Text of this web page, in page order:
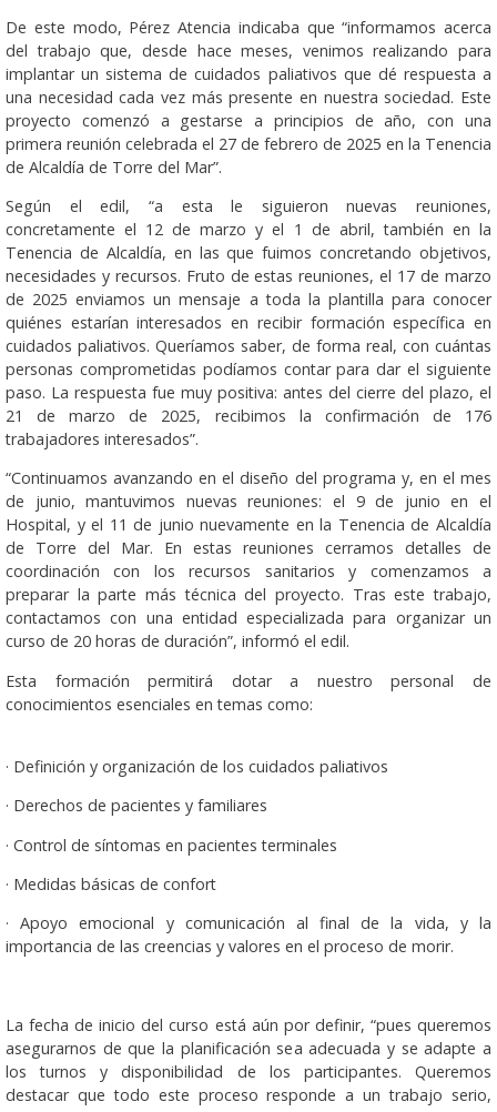
De este modo, Pérez Atencia indicaba que “informamos acerca
del trabajo que, desde hace meses, venimos realizando para
implantar un sistema de cuidados paliativos que dé respuesta a
una necesidad cada vez más presente en nuestra sociedad. Este
proyecto comenzó a gestarse a principios de año, con una
primera reunión celebrada el 27 de febrero de 2025 en la Tenencia
de Alcaldía de Torre del Mar”.
Según el edil, “a esta le siguieron nuevas reuniones,
concretamente el 12 de marzo y el 1 de abril, también en la
Tenencia de Alcaldía, en las que fuimos concretando objetivos,
necesidades y recursos. Fruto de estas reuniones, el 17 de marzo
de 2025 enviamos un mensaje a toda la plantilla para conocer
quiénes estarían interesados en recibir formación específica en
cuidados paliativos. Queríamos saber, de forma real, con cuántas
personas comprometidas podíamos contar para dar el siguiente
paso. La respuesta fue muy positiva: antes del cierre del plazo, el
21 de marzo de 2025, recibimos la confirmación de 176
trabajadores interesados”.
“Continuamos avanzando en el diseño del programa y, en el mes
de junio, mantuvimos nuevas reuniones: el 9 de junio en el
Hospital, y el 11 de junio nuevamente en la Tenencia de Alcaldía
de Torre del Mar. En estas reuniones cerramos detalles de
coordinación con los recursos sanitarios y comenzamos a
preparar la parte más técnica del proyecto. Tras este trabajo,
contactamos con una entidad especializada para organizar un
curso de 20 horas de duración”, informó el edil.
Esta formación permitirá dotar a nuestro personal de
conocimientos esenciales en temas como:
· Definición y organización de los cuidados paliativos
· Derechos de pacientes y familiares
· Control de síntomas en pacientes terminales
· Medidas básicas de confort
· Apoyo emocional y comunicación al final de la vida, y la
importancia de las creencias y valores en el proceso de morir.
La fecha de inicio del curso está aún por definir, “pues queremos
asegurarnos de que la planificación sea adecuada y se adapte a
los turnos y disponibilidad de los participantes. Queremos
destacar que todo este proceso responde a un trabajo serio,